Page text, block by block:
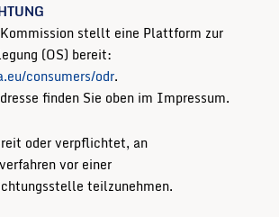
stellt eine Plattform zur
(OS) bereit:
consumers/odr.
finden Sie oben im Impressum.
oder verpflichtet, an
vor einer
teilzunehmen.